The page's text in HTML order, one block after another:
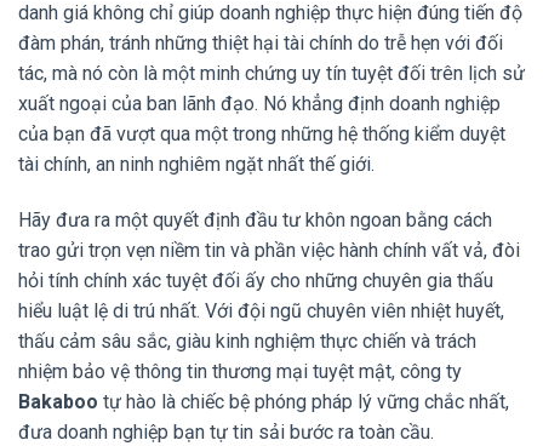
danh giá không chỉ giúp doanh nghiệp thực hiện đúng tiến độ
đàm phán, tránh những thiệt hại tài chính do trễ hẹn với đối
tác, mà nó còn là một minh chứng uy tín tuyệt đối trên lịch sử
xuất ngoại của ban lãnh đạo. Nó khẳng định doanh nghiệp
của bạn đã vượt qua một trong những hệ thống kiểm duyệt
tài chính, an ninh nghiêm ngặt nhất thế giới.
Hãy đưa ra một quyết định đầu tư khôn ngoan bằng cách
trao gửi trọn vẹn niềm tin và phần việc hành chính vất vả, đòi
hỏi tính chính xác tuyệt đối ấy cho những chuyên gia thấu
hiểu luật lệ di trú nhất. Với đội ngũ chuyên viên nhiệt huyết,
thấu cảm sâu sắc, giàu kinh nghiệm thực chiến và trách
nhiệm bảo vệ thông tin thương mại tuyệt mật, công ty
Bakaboo tự hào là chiếc bệ phóng pháp lý vững chắc nhất,
đưa doanh nghiệp bạn tự tin sải bước ra toàn cầu.